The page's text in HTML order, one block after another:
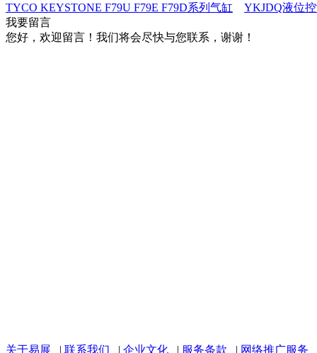
TYCO KEYSTONE F79U F79E F79D系列气缸 YKJDQ液位
我要留言
您好，欢迎留言！我们将会尽快与您联系，谢谢！
关于易展 | 联系我们 | 企业文化 | 服务条款 | 网络推广服务